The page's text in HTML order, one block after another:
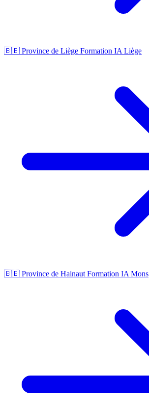
🇧🇪 Province de Liège Formation IA Liège
🇧🇪 Province de Hainaut Formation IA Mons